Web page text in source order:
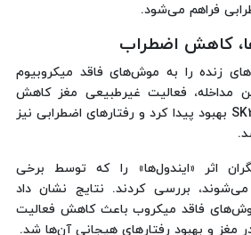
فراهم می‌شود.
کاهش اضطراب
زنده را به موش‌های فاقد میکروبیوم
مداخله، فعالیت غیرطبیعی مغز کاهش
یافت، عملکرد کانال‌های SK2 بهبود پیدا کرد و رفتارهای اضطرابی نیز
اثر «ایندول‌ها» را که توسط برخی
می‌شوند، بررسی کردند. نتایج نشان داد
فاقد میکروب باعث کاهش فعالیت
مغز و بهبود رفتارهای هیجانی آن‌ها شد.